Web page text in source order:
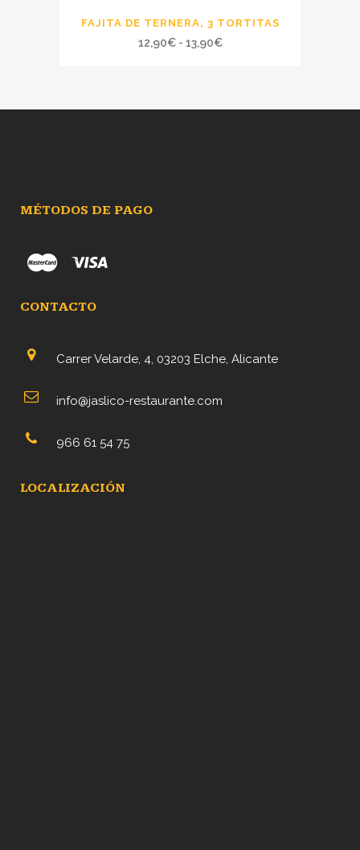
FAJITA DE TERNERA, 3 TORTITAS
12,90€ - 13,90€Rango
MÉTODOS DE PAGO
CONTACTO
Carrer Velarde, 4, 03203 Elche, Alicante
info@jaslico-restaurante.com
966 61 54 75
LOCALIZACIÓN